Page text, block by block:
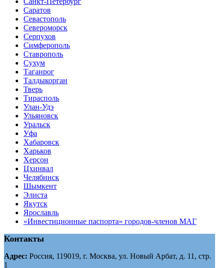
Саратов
Севастополь
Североморск
Серпухов
Симферополь
Ставрополь
Сухум
Таганрог
Tалдыкорган
Тверь
Тирасполь
Улан-Удэ
Ульяновск
Уральск
Уфа
Хабаровск
Харьков
Херсон
Цхинвал
Челябинск
Шымкент
Элиста
Якутск
Ярославль
«Инвестиционные паспорта» городов-членов МАГ
Контакты
Адрес: Россия, 119019, г. Москва, ул. Новый Арбат, д. 11, стр.
1